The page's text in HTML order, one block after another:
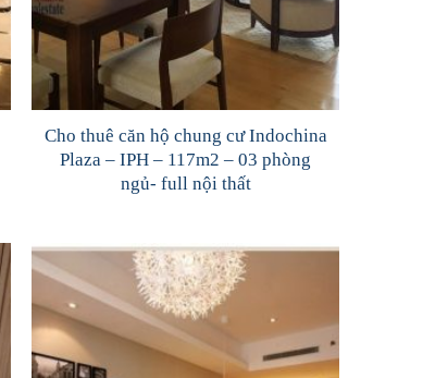
Cho thuê căn hộ chung cư Indochina
Plaza – IPH – 117m2 – 03 phòng
ngủ- full nội thất
Wishlist